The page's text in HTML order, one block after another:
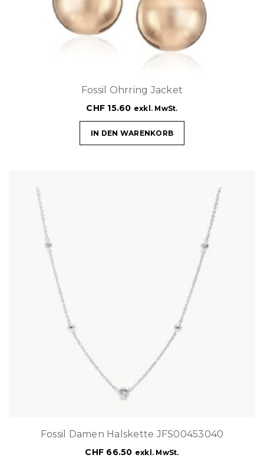
Fossil Ohrring Jacket
CHF 15.60 exkl. MwSt.
IN DEN WARENKORB
Fossil Damen Halskette JFS00453040
CHF 66.50 exkl. MwSt.